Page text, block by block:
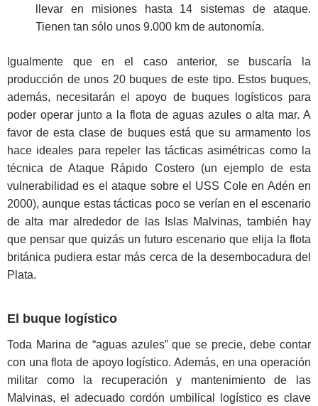
llevar en misiones hasta 14 sistemas de ataque.
Tienen tan sólo unos 9.000 km de autonomía.
Igualmente que en el caso anterior, se buscaría la
producción de unos 20 buques de este tipo. Estos buques,
además, necesitarán el apoyo de buques logísticos para
poder operar junto a la flota de aguas azules o alta mar. A
favor de esta clase de buques está que su armamento los
hace ideales para repeler las tácticas asimétricas como la
técnica de Ataque Rápido Costero (un ejemplo de esta
vulnerabilidad es el ataque sobre el USS Cole en Adén en
2000), aunque estas tácticas poco se verían en el escenario
de alta mar alrededor de las Islas Malvinas, también hay
que pensar que quizás un futuro escenario que elija la flota
británica pudiera estar más cerca de la desembocadura del
Plata.
El buque logístico
Toda Marina de “aguas azules” que se precie, debe contar
con una flota de apoyo logístico. Además, en una operación
militar como la recuperación y mantenimiento de las
Malvinas, el adecuado cordón umbilical logístico es clave